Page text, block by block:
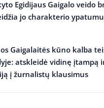
Egidijaus Gaigalo veido
jo charakterio
Gaigalaitės kūno kalba
atskleidė vidinę įtampą
į žurnalistų klausimus